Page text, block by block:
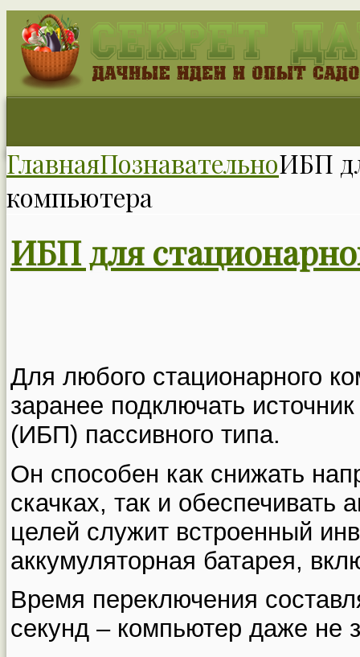
ГлавнаяПознавательноИБП
компьютера
ИБП для
Для любого стационарного
заранее подключать
(ИБП) пассивного типа.
Он способен как снижать
скачках, так и
целей служит встроенный
аккумуляторная батарея,
Время переключения
секунд – компьютер даже не